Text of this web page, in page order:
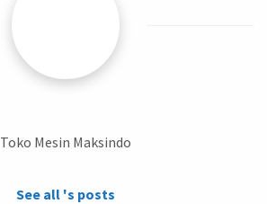
Toko Mesin Maksindo
See all 's posts